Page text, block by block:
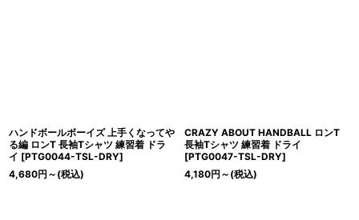
ハンドボールボーイズ 上手くなってや
る編 ロンT 長袖Tシャツ 練習着 ドラ
イ [PTG0044-TSL-DRY]
4,680円 ～ (税込)
CRAZY ABOUT HANDBALL ロンT
長袖Tシャツ 練習着 ドライ
[PTG0047-TSL-DRY]
4,180円 ～ (税込)